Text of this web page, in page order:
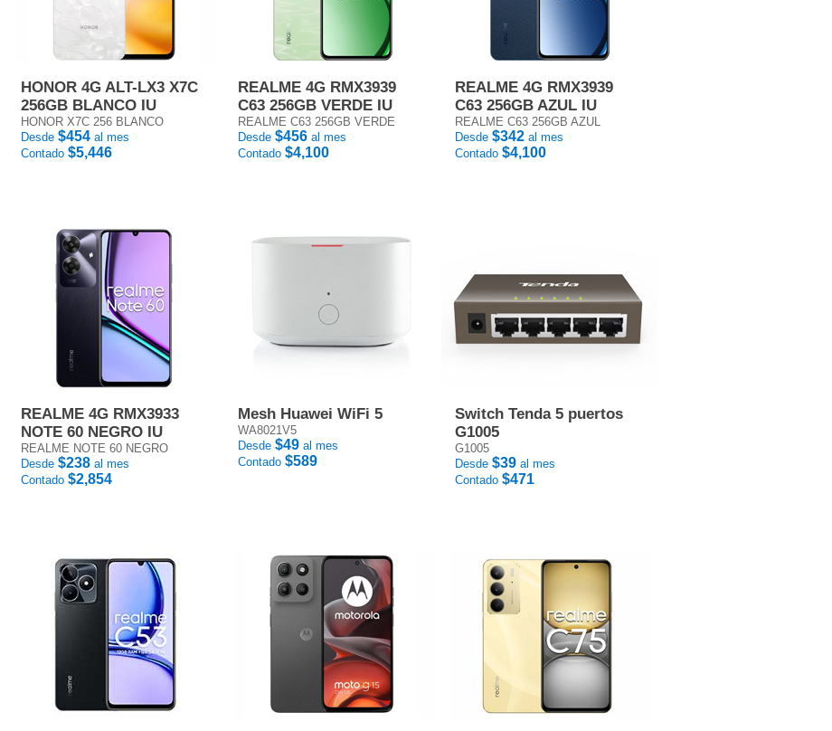
HONOR 4G ALT-LX3 X7C
256GB BLANCO IU
HONOR X7C 256 BLANCO
Desde $454 al mes
Contado $5,446
REALME 4G RMX3939
C63 256GB VERDE IU
REALME C63 256GB VERDE
Desde $456 al mes
Contado $4,100
REALME 4G RMX3939
C63 256GB AZUL IU
REALME C63 256GB AZUL
Desde $342 al mes
Contado $4,100
REALME 4G RMX3933
NOTE 60 NEGRO IU
REALME NOTE 60 NEGRO
Desde $238 al mes
Contado $2,854
Mesh Huawei WiFi 5
WA8021V5
Desde $49 al mes
Contado $589
Switch Tenda 5 puertos
G1005
G1005
Desde $39 al mes
Contado $471